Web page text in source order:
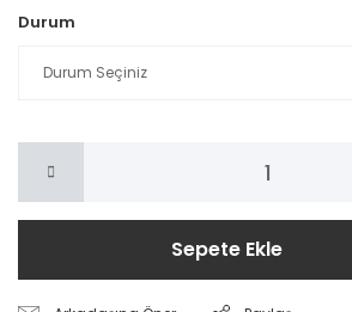
Durum
Sepete Ekle